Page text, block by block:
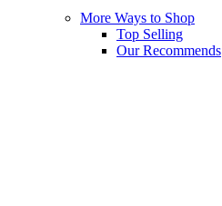
More Ways to Shop
Top Selling
Our Recommends